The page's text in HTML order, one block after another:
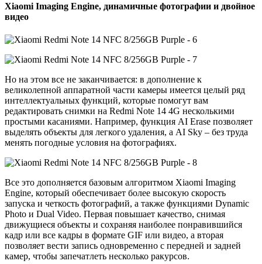
Xiaomi Imaging Engine, динамичные фотографии и двойное
видео
Но на этом все не заканчивается: в дополнение к
великолепной аппаратной части камеры имеется целый ряд
интеллектуальных функций, которые помогут вам
редактировать снимки на Redmi Note 14 4G несколькими
простыми касаниями. Например, функция AI Erase позволяет
выделять объекты для легкого удаления, а AI Sky – без труда
менять погодные условия на фотографиях.
Все это дополняется базовым алгоритмом Xiaomi Imaging
Engine, который обеспечивает более высокую скорость
запуска и четкость фотографий, а также функциями Dynamic
Photo и Dual Video. Первая повышает качество, снимая
движущиеся объекты и сохраняя наиболее понравившийся
кадр или все кадры в формате GIF или видео, а вторая
позволяет вести запись одновременно с передней и задней
камер, чтобы запечатлеть несколько ракурсов.